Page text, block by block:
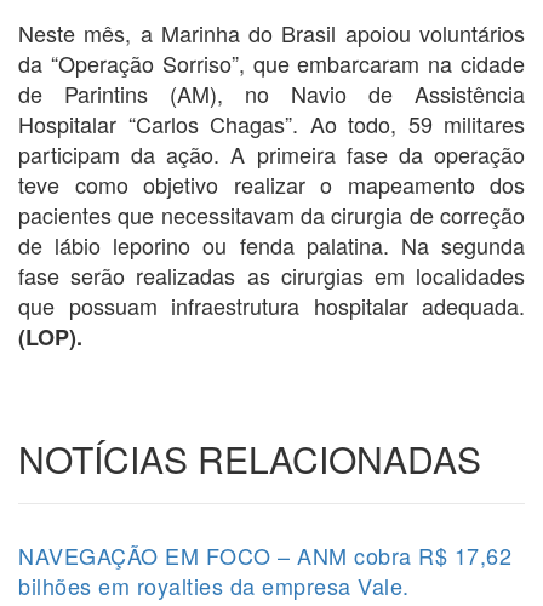
Neste mês, a Marinha do Brasil apoiou voluntários
da “Operação Sorriso”, que embarcaram na cidade
de Parintins (AM), no Navio de Assistência
Hospitalar “Carlos Chagas”. Ao todo, 59 militares
participam da ação. A primeira fase da operação
teve como objetivo realizar o mapeamento dos
pacientes que necessitavam da cirurgia de correção
de lábio leporino ou fenda palatina. Na segunda
fase serão realizadas as cirurgias em localidades
que possuam infraestrutura hospitalar adequada.
(LOP).
NOTÍCIAS RELACIONADAS
NAVEGAÇÃO EM FOCO – ANM cobra R$ 17,62
bilhões em royalties da empresa Vale.